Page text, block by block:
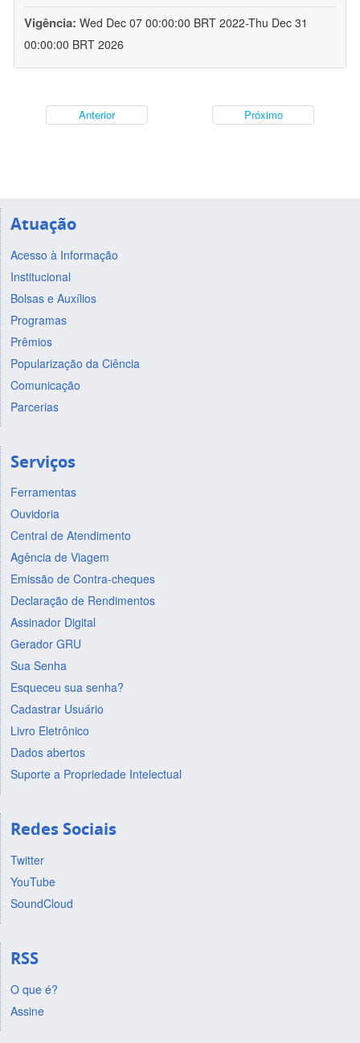
Vigência: Wed Dec 07 00:00:00 BRT 2022-Thu Dec 31
00:00:00 BRT 2026
Anterior Próximo
Atuação
Acesso à Informação
Institucional
Bolsas e Auxílios
Programas
Prêmios
Popularização da Ciência
Comunicação
Parcerias
Serviços
Ferramentas
Ouvidoria
Central de Atendimento
Agência de Viagem
Emissão de Contra-cheques
Declaração de Rendimentos
Assinador Digital
Gerador GRU
Sua Senha
Esqueceu sua senha?
Cadastrar Usuário
Livro Eletrônico
Dados abertos
Suporte a Propriedade Intelectual
Redes Sociais
Twitter
YouTube
SoundCloud
RSS
O que é?
Assine